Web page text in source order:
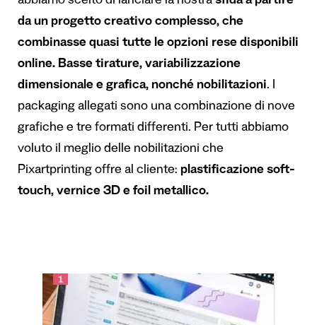
da un progetto creativo complesso, che
combinasse quasi tutte le opzioni rese disponibili
online. Basse tirature, variabilizzazione
dimensionale e grafica, nonché nobilitazioni. I
packaging allegati sono una combinazione di nove
grafiche e tre formati differenti. Per tutti abbiamo
voluto il meglio delle nobilitazioni che
Pixartprinting offre al cliente: plastificazione soft-
touch, vernice 3D e foil metallico.